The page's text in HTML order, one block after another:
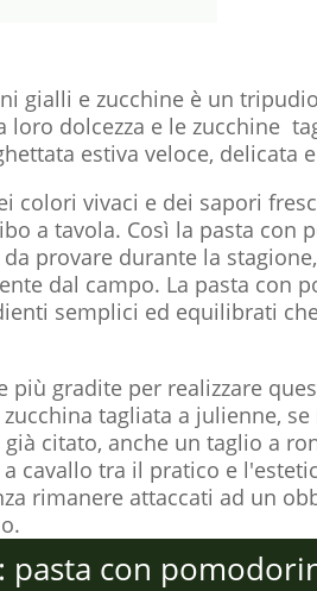
gialli e zucchine è un
dolcezza e le zucchine
estiva veloce, delicata
colori vivaci e dei sapori
a tavola. Così la pasta con
provare durante la
dal campo. La pasta con
semplici ed equilibrati
più gradite per realizzare
tagliata a julienne,
citato, anche un taglio a
cavallo tra il pratico e
rimanere attaccati ad un
pasta con